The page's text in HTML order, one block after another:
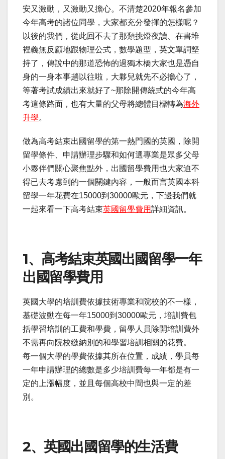
安又激動，又激動又擔心。不清楚2020年報名參加
今年高考的諸位同學，大家都充分發揮的怎樣呢？
以後的我們，從此回不去了那類挑燈夜讀、在書堆
裡義無反顧地跟物理公式，數學題型，英文單詞堅
持了，傳說中的那道恐怖的過獨木橋大家也是憑自
身的一身本事趟以往啦，大夥兒就先不必擔心了，
等著考試成績出來就好了~那除開傳統式的今年高
考這條路面，也有大量的父母將總體目標轉為海外
升學。
做為高考結束出國留學的第一熱門國的英國，除開
留學條件、申請辦理步驟和如何選專業是眾多父母
小夥伴們關心聚焦點外，出國留學費用也大家迫不
得已去考慮到的一個關鍵內容，一般而言英國本科
留學一年花費在15000到30000歐元，下邊我們就
一起來看一下高考結束英國留學費用詳細資訊。
1、高考結束英國出國留學一年
出國留學費用
英國大學的培訓費依據技術專業和院校的不一樣，
基礎波動在每一年15000到30000歐元，培訓費包
括學習培訓的工費和學費，留學人員除開培訓費外
不需再向院校繳納別的和學習培訓相關的花費。
每一個大學的學費依據其所在位置，成績，學員每
一年申請辦理的總數是多少培訓費每一年都是有一
定的上漲幅度，並且每個高校中間也與一定的差
別。
2、英國出國留學的生活費